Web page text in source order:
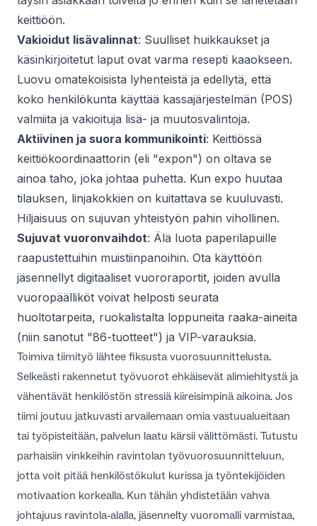
keittiöön.
Vakioidut lisävalinnat: Suulliset huikkaukset ja
käsinkirjoitetut laput ovat varma resepti kaaokseen.
Luovu omatekoisista lyhenteistä ja edellytä, että
koko henkilökunta käyttää kassajärjestelmän (POS)
valmiita ja vakioituja lisä- ja muutosvalintoja.
Aktiivinen ja suora kommunikointi: Keittiössä
keittiökoordinaattorin (eli "expon") on oltava se
ainoa taho, joka johtaa puhetta. Kun expo huutaa
tilauksen, linjakokkien on kuitattava se kuuluvasti.
Hiljaisuus on sujuvan yhteistyön pahin vihollinen.
Sujuvat vuoronvaihdot: Älä luota paperilapuille
raapustettuihin muistiinpanoihin. Ota käyttöön
jäsennellyt digitaaliset vuororaportit, joiden avulla
vuoropäälliköt voivat helposti seurata
huoltotarpeita, ruokalistalta loppuneita raaka-aineita
(niin sanotut "86-tuotteet") ja VIP-varauksia.
Toimiva tiimityö lähtee fiksusta vuorosuunnittelusta.
Selkeästi rakennetut työvuorot ehkäisevät alimiehitystä ja
vähentävät henkilöstön stressiä kiireisimpinä aikoina. Jos
tiimi joutuu jatkuvasti arvailemaan omia vastuualueitaan
tai työpisteitään, palvelun laatu kärsii välittömästi. Tutustu
parhaisiin vinkkeihin ravintolan työvuorosuunnitteluun,
jotta voit pitää henkilöstökulut kurissa ja työntekijöiden
motivaation korkealla. Kun tähän yhdistetään vahva
johtajuus ravintola-alalla, jäsennelty vuoromalli varmistaa,